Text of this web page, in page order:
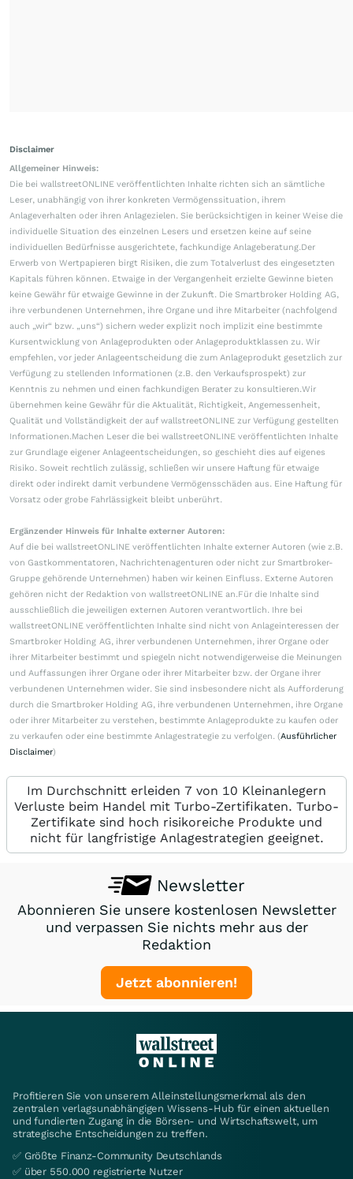
Disclaimer
Allgemeiner Hinweis:
Die bei wallstreetONLINE veröffentlichten Inhalte richten sich an sämtliche
Leser, unabhängig von ihrer konkreten Vermögenssituation, ihrem
Anlageverhalten oder ihren Anlagezielen. Sie berücksichtigen in keiner Weise die
individuelle Situation des einzelnen Lesers und ersetzen keine auf seine
individuellen Bedürfnisse ausgerichtete, fachkundige Anlageberatung.Der
Erwerb von Wertpapieren birgt Risiken, die zum Totalverlust des eingesetzten
Kapitals führen können. Etwaige in der Vergangenheit erzielte Gewinne bieten
keine Gewähr für etwaige Gewinne in der Zukunft. Die Smartbroker Holding AG,
ihre verbundenen Unternehmen, ihre Organe und ihre Mitarbeiter (nachfolgend
auch „wir“ bzw. „uns“) sichern weder explizit noch implizit eine bestimmte
Kursentwicklung von Anlageprodukten oder Anlageproduktklassen zu. Wir
empfehlen, vor jeder Anlageentscheidung die zum Anlageprodukt gesetzlich zur
Verfügung zu stellenden Informationen (z.B. den Verkaufsprospekt) zur
Kenntnis zu nehmen und einen fachkundigen Berater zu konsultieren.Wir
übernehmen keine Gewähr für die Aktualität, Richtigkeit, Angemessenheit,
Qualität und Vollständigkeit der auf wallstreetONLINE zur Verfügung gestellten
Informationen.Machen Leser die bei wallstreetONLINE veröffentlichten Inhalte
zur Grundlage eigener Anlageentscheidungen, so geschieht dies auf eigenes
Risiko. Soweit rechtlich zulässig, schließen wir unsere Haftung für etwaige
direkt oder indirekt damit verbundene Vermögensschäden aus. Eine Haftung für
Vorsatz oder grobe Fahrlässigkeit bleibt unberührt.
Ergänzender Hinweis für Inhalte externer Autoren:
Auf die bei wallstreetONLINE veröffentlichten Inhalte externer Autoren (wie z.B.
von Gastkommentatoren, Nachrichtenagenturen oder nicht zur Smartbroker-
Gruppe gehörende Unternehmen) haben wir keinen Einfluss. Externe Autoren
gehören nicht der Redaktion von wallstreetONLINE an.Für die Inhalte sind
ausschließlich die jeweiligen externen Autoren verantwortlich. Ihre bei
wallstreetONLINE veröffentlichten Inhalte sind nicht von Anlageinteressen der
Smartbroker Holding AG, ihrer verbundenen Unternehmen, ihrer Organe oder
ihrer Mitarbeiter bestimmt und spiegeln nicht notwendigerweise die Meinungen
und Auffassungen ihrer Organe oder ihrer Mitarbeiter bzw. der Organe ihrer
verbundenen Unternehmen wider. Sie sind insbesondere nicht als Aufforderung
durch die Smartbroker Holding AG, ihre verbundenen Unternehmen, ihre Organe
oder ihrer Mitarbeiter zu verstehen, bestimmte Anlageprodukte zu kaufen oder
zu verkaufen oder eine bestimmte Anlagestrategie zu verfolgen. (Ausführlicher
Disclaimer)
Im Durchschnitt erleiden 7 von 10 Kleinanlegern
Verluste beim Handel mit Turbo-Zertifikaten. Turbo-
Zertifikate sind hoch risikoreiche Produkte und
nicht für langfristige Anlagestrategien geeignet.
Newsletter
Abonnieren Sie unsere kostenlosen Newsletter
und verpassen Sie nichts mehr aus der
Redaktion
Jetzt abonnieren!
Profitieren Sie von unserem Alleinstellungsmerkmal als den
zentralen verlagsunabhängigen Wissens-Hub für einen aktuellen
und fundierten Zugang in die Börsen- und Wirtschaftswelt, um
strategische Entscheidungen zu treffen.
✅ Größte Finanz-Community Deutschlands
✅ über 550.000 registrierte Nutzer